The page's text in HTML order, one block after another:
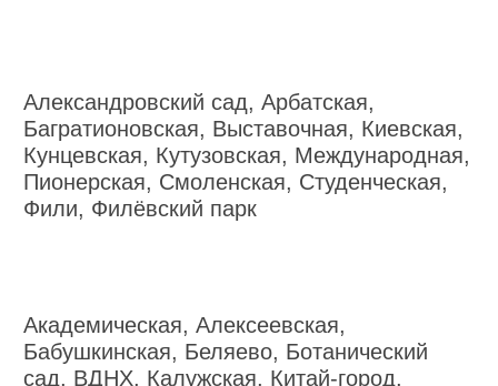
Александровский сад, Арбатская,
Багратионовская, Выставочная, Киевская,
Кунцевская, Кутузовская, Международная,
Пионерская, Смоленская, Студенческая,
Фили, Филёвский парк
Академическая, Алексеевская,
Бабушкинская, Беляево, Ботанический
сад, ВДНХ, Калужская, Китай-город,